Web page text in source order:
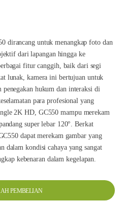
dirancang untuk menangkap foto dan
dari lapangan hingga ke
fitur canggih, baik dari segi
lunak, kamera ini bertujuan untuk
penegakan hukum dan interaksi di
para profesional yang
2K HD, GC550 mampu merekam
super lebar 120°. Berkat
dapat merekam gambar yang
dalam kondisi cahaya yang sangat
kebenaran dalam kegelapan.
PEMBELIAN